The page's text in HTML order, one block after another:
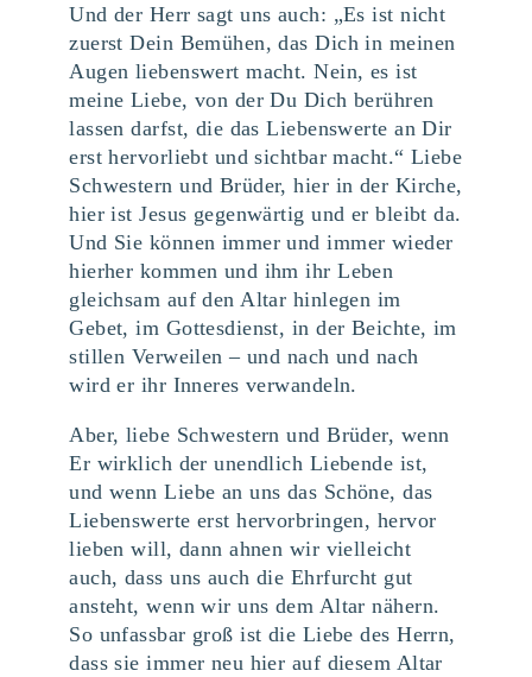
Und der Herr sagt uns auch: „Es ist nicht
zuerst Dein Bemühen, das Dich in meinen
Augen liebenswert macht. Nein, es ist
meine Liebe, von der Du Dich berühren
lassen darfst, die das Liebenswerte an Dir
erst hervorliebt und sichtbar macht.“ Liebe
Schwestern und Brüder, hier in der Kirche,
hier ist Jesus gegenwärtig und er bleibt da.
Und Sie können immer und immer wieder
hierher kommen und ihm ihr Leben
gleichsam auf den Altar hinlegen im
Gebet, im Gottesdienst, in der Beichte, im
stillen Verweilen – und nach und nach
wird er ihr Inneres verwandeln.
Aber, liebe Schwestern und Brüder, wenn
Er wirklich der unendlich Liebende ist,
und wenn Liebe an uns das Schöne, das
Liebenswerte erst hervorbringen, hervor
lieben will, dann ahnen wir vielleicht
auch, dass uns auch die Ehrfurcht gut
ansteht, wenn wir uns dem Altar nähern.
So unfassbar groß ist die Liebe des Herrn,
dass sie immer neu hier auf diesem Altar